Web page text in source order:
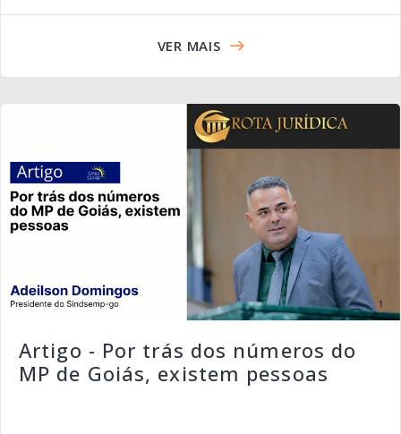
VER MAIS
Artigo - Por trás dos números do
MP de Goiás, existem pessoas